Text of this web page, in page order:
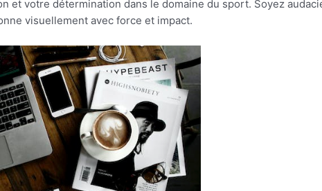
et votre détermination dans le domaine du sport. Soyez
visuellement avec force et impact.